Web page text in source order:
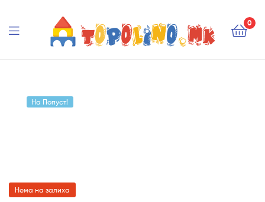
0
На Попуст!
Нема на залиха